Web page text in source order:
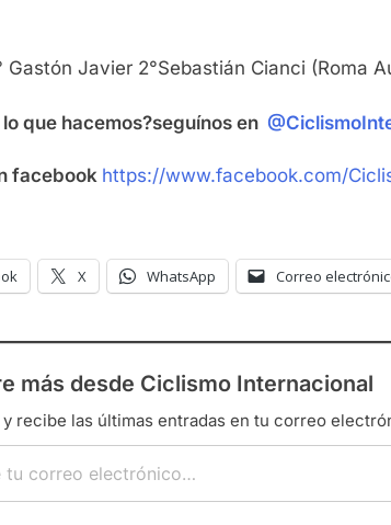
Gastón Javier 2°Sebastián Cianci (Roma
lo que hacemos?seguínos en
facebook https://www.facebook.com/
X WhatsApp Correo
más desde Ciclismo Internacional
recibe las últimas entradas en tu correo
correo electrónico…